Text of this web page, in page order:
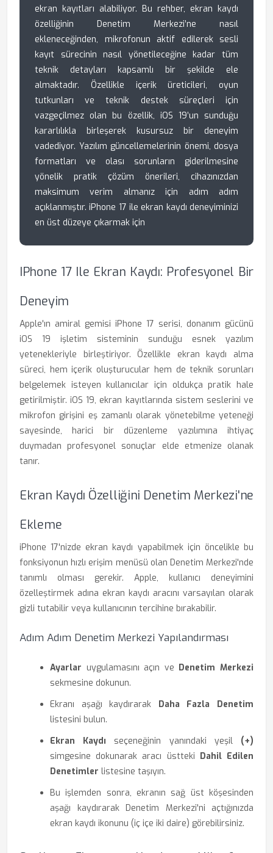
ekran kayıtları alabiliyor. Bu rehber, ekran kaydı
özelliğinin Denetim Merkezi’ne nasıl
ekleneceğinden, mikrofonun aktif edilerek sesli
kayıt sürecinin nasıl yönetileceğine kadar tüm
teknik detayları kapsamlı bir şekilde ele
almaktadır. Özellikle içerik üreticileri, oyun
tutkunları ve teknik destek süreçleri için
vazgeçilmez olan bu özellik, iOS 19’un sunduğu
kararlılıkla birleşerek kusursuz bir deneyim
vadediyor. Yazılım güncellemelerinin önemi, dosya
formatları ve olası sorunların giderilmesine
yönelik pratik çözüm önerileri, cihazınızdan
maksimum verim almanız için adım adım
açıklanmıştır. iPhone 17 ile ekran kaydı deneyiminizi
en üst düzeye çıkarmak için
IPhone 17 Ile Ekran Kaydı: Profesyonel Bir
Deneyim
Apple'ın amiral gemisi iPhone 17 serisi, donanım gücünü
iOS 19 işletim sisteminin sunduğu esnek yazılım
yetenekleriyle birleştiriyor. Özellikle ekran kaydı alma
süreci, hem içerik oluşturucular hem de teknik sorunları
belgelemek isteyen kullanıcılar için oldukça pratik hale
getirilmiştir. iOS 19, ekran kayıtlarında sistem seslerini ve
mikrofon girişini eş zamanlı olarak yönetebilme yeteneği
sayesinde, harici bir düzenleme yazılımına ihtiyaç
duymadan profesyonel sonuçlar elde etmenize olanak
tanır.
Ekran Kaydı Özelliğini Denetim Merkezi'ne
Ekleme
iPhone 17'nizde ekran kaydı yapabilmek için öncelikle bu
fonksiyonun hızlı erişim menüsü olan Denetim Merkezi'nde
tanımlı olması gerekir. Apple, kullanıcı deneyimini
özelleştirmek adına ekran kaydı aracını varsayılan olarak
gizli tutabilir veya kullanıcının tercihine bırakabilir.
Adım Adım Denetim Merkezi Yapılandırması
Ayarlar uygulamasını açın ve Denetim Merkezi
sekmesine dokunun.
Ekranı aşağı kaydırarak Daha Fazla Denetim
listesini bulun.
Ekran Kaydı seçeneğinin yanındaki yeşil (+)
simgesine dokunarak aracı üstteki Dahil Edilen
Denetimler listesine taşıyın.
Bu işlemden sonra, ekranın sağ üst köşesinden
aşağı kaydırarak Denetim Merkezi'ni açtığınızda
ekran kaydı ikonunu (iç içe iki daire) görebilirsiniz.